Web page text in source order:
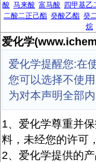
酸 马来酸 富马酸 四甲基乙
二酸二正己酯 癸酸乙酯 癸
烷
爱化学
爱化学提醒您:在
您可以选择不使
为对本声明全部内
1、爱化学尊重并
料，未经您的许可
2、爱化学提供的